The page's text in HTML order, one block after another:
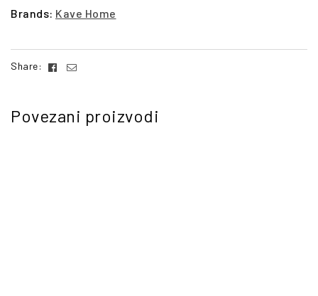
Brands: Kave Home
Share: Facebook
Email
Povezani proizvodi